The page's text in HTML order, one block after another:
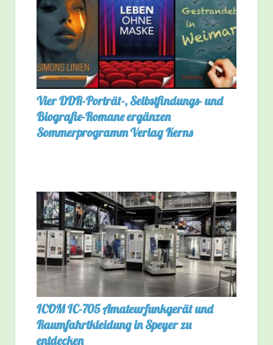
Vier DDR-Porträt-, Selbstfindungs- und
Biografie-Romane ergänzen
Sommerprogramm Verlag Kerns
ICOM IC-705 Amateurfunkgerät und
Raumfahrtkleidung in Speyer zu
entdecken